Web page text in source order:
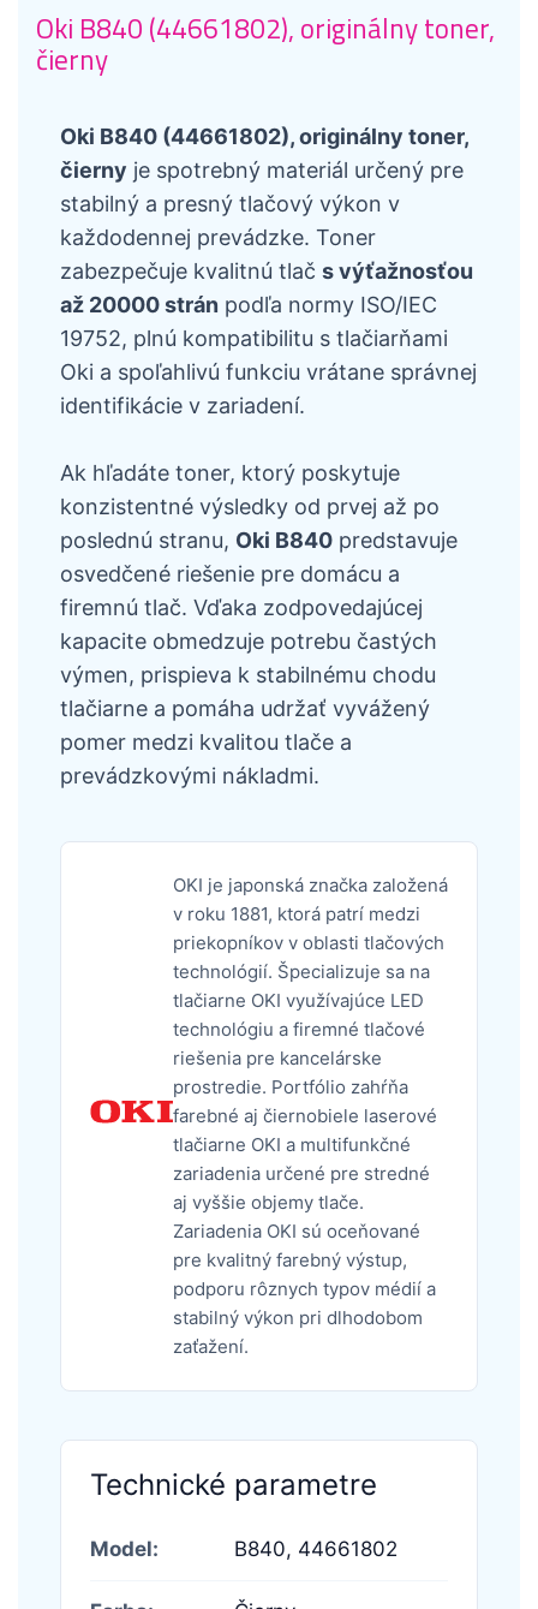
Oki B840 (44661802), originálny toner,
čierny
Oki B840 (44661802), originálny toner,
čierny je spotrebný materiál určený pre
stabilný a presný tlačový výkon v
každodennej prevádzke. Toner
zabezpečuje kvalitnú tlač s výťažnosťou
až 20000 strán podľa normy ISO/IEC
19752, plnú kompatibilitu s tlačiarňami
Oki a spoľahlivú funkciu vrátane správnej
identifikácie v zariadení.
Ak hľadáte toner, ktorý poskytuje
konzistentné výsledky od prvej až po
poslednú stranu, Oki B840 predstavuje
osvedčené riešenie pre domácu a
firemnú tlač. Vďaka zodpovedajúcej
kapacite obmedzuje potrebu častých
výmen, prispieva k stabilnému chodu
tlačiarne a pomáha udržať vyvážený
pomer medzi kvalitou tlače a
prevádzkovými nákladmi.
OKI je japonská značka založená
v roku 1881, ktorá patrí medzi
priekopníkov v oblasti tlačových
technológií. Špecializuje sa na
tlačiarne OKI využívajúce LED
technológiu a firemné tlačové
riešenia pre kancelárske
prostredie. Portfólio zahŕňa
farebné aj čiernobiele laserové
tlačiarne OKI a multifunkčné
zariadenia určené pre stredné
aj vyššie objemy tlače.
Zariadenia OKI sú oceňované
pre kvalitný farebný výstup,
podporu rôznych typov médií a
stabilný výkon pri dlhodobom
zaťažení.
Technické parametre
Model: B840, 44661802